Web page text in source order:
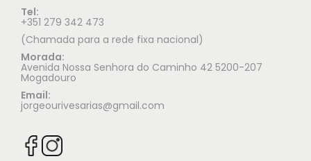
Tel:
+351 279 342 473
(Chamada para a rede fixa nacional)
Morada:
Avenida Nossa Senhora do Caminho 42 5200-207
Mogadouro
Email:
jorgeourivesarias@gmail.com